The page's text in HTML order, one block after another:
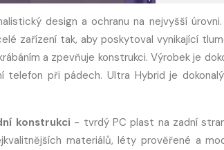
design a ochranu na nejvyšší
zařízení tak, aby poskytoval vynikající
a zpevňuje konstrukci. Výrobek je
telefon při pádech. Ultra Hybrid je
konstrukci - tvrdý PC plast na zadní
materiálů, léty prověřené a